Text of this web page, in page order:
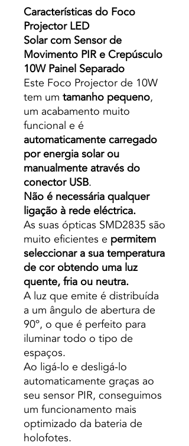
Características do Foco
Projector LED
Solar com Sensor de
Movimento PIR e Crepúsculo
10W Painel Separado
Este Foco Projector de 10W
tem um tamanho pequeno,
um acabamento muito
funcional e é
automaticamente carregado
por energia solar ou
manualmente através do
conector USB.
Não é necessária qualquer
ligação à rede eléctrica.
As suas ópticas SMD2835 são
muito eficientes e permitem
seleccionar a sua temperatura
de cor obtendo uma luz
quente, fria ou neutra.
A luz que emite é distribuída
a um ângulo de abertura de
90º, o que é perfeito para
iluminar todo o tipo de
espaços.
Ao ligá-lo e desligá-lo
automaticamente graças ao
seu sensor PIR, conseguimos
um funcionamento mais
optimizado da bateria de
holofotes.